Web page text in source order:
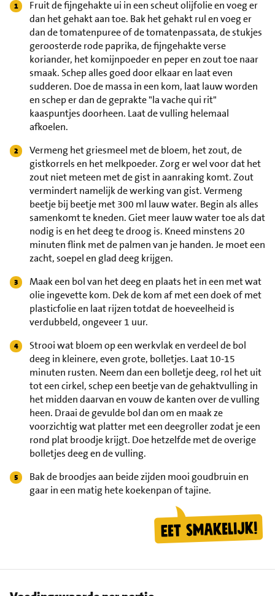
Fruit de fijngehakte ui in een scheut olijfolie en voeg er
dan het gehakt aan toe. Bak het gehakt rul en voeg er
dan de tomatenpuree of de tomatenpassata, de stukjes
geroosterde rode paprika, de fijngehakte verse
koriander, het komijnpoeder en peper en zout toe naar
smaak. Schep alles goed door elkaar en laat even
sudderen. Doe de massa in een kom, laat lauw worden
en schep er dan de geprakte "la vache qui rit"
kaaspuntjes doorheen. Laat de vulling helemaal
afkoelen.
Vermeng het griesmeel met de bloem, het zout, de
gistkorrels en het melkpoeder. Zorg er wel voor dat het
zout niet meteen met de gist in aanraking komt. Zout
vermindert namelijk de werking van gist. Vermeng
beetje bij beetje met 300 ml lauw water. Begin als alles
samenkomt te kneden. Giet meer lauw water toe als dat
nodig is en het deeg te droog is. Kneed minstens 20
minuten flink met de palmen van je handen. Je moet een
zacht, soepel en glad deeg krijgen.
Maak een bol van het deeg en plaats het in een met wat
olie ingevette kom. Dek de kom af met een doek of met
plasticfolie en laat rijzen totdat de hoeveelheid is
verdubbeld, ongeveer 1 uur.
Strooi wat bloem op een werkvlak en verdeel de bol
deeg in kleinere, even grote, bolletjes. Laat 10-15
minuten rusten. Neem dan een bolletje deeg, rol het uit
tot een cirkel, schep een beetje van de gehaktvulling in
het midden daarvan en vouw de kanten over de vulling
heen. Draai de gevulde bol dan om en maak ze
voorzichtig wat platter met een deegroller zodat je een
rond plat broodje krijgt. Doe hetzelfde met de overige
bolletjes deeg en de vulling.
Bak de broodjes aan beide zijden mooi goudbruin en
gaar in een matig hete koekenpan of tajine.